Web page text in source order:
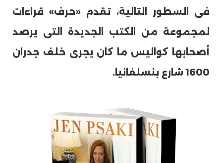
فى السطور التالية، تقدم «حرف» قراءات
لمجموعة من الكتب الجديدة التى يرصد
أصحابها كواليس ما كان يجرى خلف جدران
1600 شارع بنسلفانيا.